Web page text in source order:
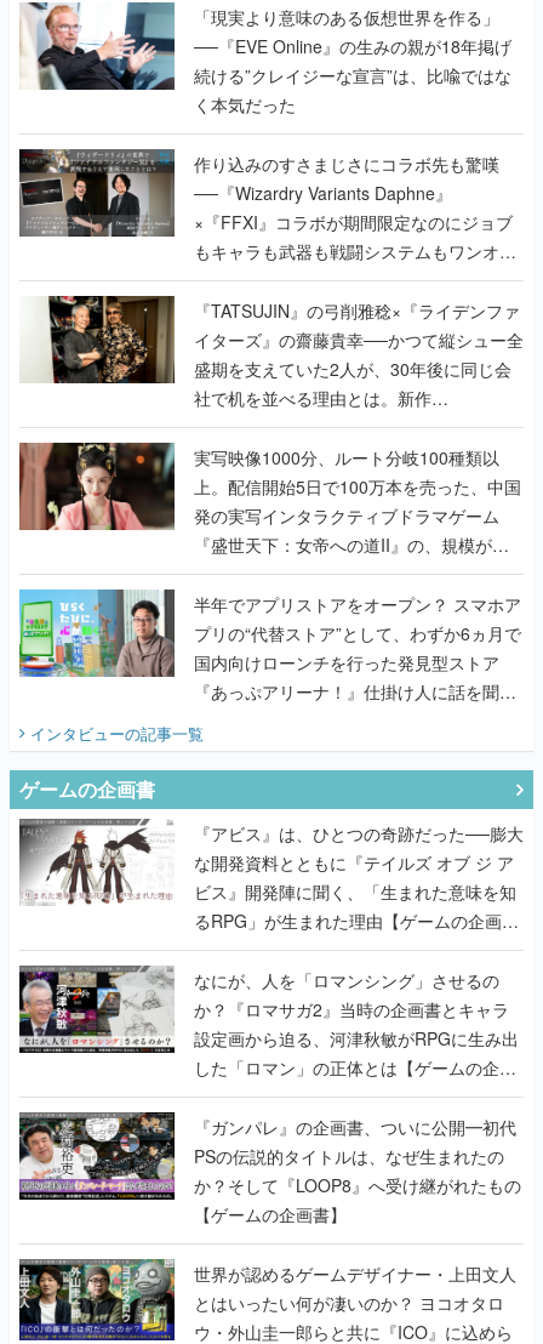
く本気だった
作り込みのすさまじさにコラボ先も驚嘆
──『Wizardry Variants Daphne』
×『FFXI』コラボが期間限定なのにジョブ
もキャラも武器も戦闘システムもワンオフ
で作り込まれた理由を両ディレクターに聞
く
『TATSUJIN』の弓削雅稔×『ライデンファ
イターズ』の齋藤貴幸──かつて縦シュー全
盛期を支えていた2人が、30年後に同じ会
社で机を並べる理由とは。新作
『TATSUJIN EXTREME』で初タッグを組
んだレジェンド2人に訊く開発秘話
実写映像1000分、ルート分岐100種類以
上。配信開始5日で100万本を売った、中国
発の実写インタラクティブドラマゲーム
『盛世天下：女帝への道II』の、規模が違
うこだわりをプロデューサーに聞いた
半年でアプリストアをオープン？ スマホア
プリの“代替ストア”として、わずか6ヵ月で
国内向けローンチを行った発見型ストア
『あっぷアリーナ！』仕掛け人に話を聞い
てみた
インタビューの記事一覧
『アビス』は、ひとつの奇跡だった──膨大
な開発資料とともに『テイルズ オブ ジ ア
るRPG」が生まれた理由【ゲームの企画
書】
なにが、人を「ロマンシング」させるの
か？『ロマサガ2』当時の企画書とキャラ
設定画から迫る、河津秋敏がRPGに生み出
した「ロマン」の正体とは【ゲームの企画
書】
『ガンパレ』の企画書、ついに公開━初代
PSの伝説的タイトルは、なぜ生まれたの
か？そして『LOOP8』へ受け継がれたもの
【ゲームの企画書】
世界が認めるゲームデザイナー・上田文人
とはいったい何が凄いのか？ ヨコオタロ
ウ・外山圭一郎らと共に『ICO』に込めら
れたこだわりを語り尽くす！【ゲームの企
画書】
【ゲームの企画書】『ペルソナ3』を築き